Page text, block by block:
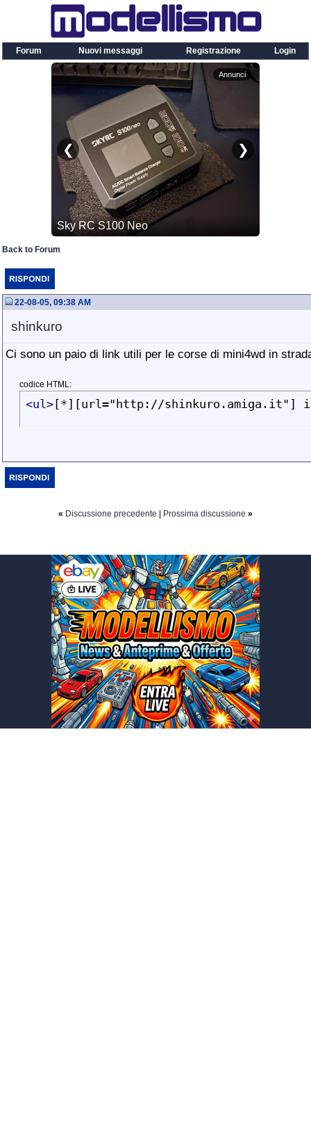
Forum Nuovi messaggi Registrazione Login
Back to Forum
22-08-05, 09:38 AM
shinkuro
Ci sono un paio di link utili per le corse di mini4wd in
codice HTML:
<ul> [*][url="http://shinkuro.amiga.it"] il
« Discussione precedente Prossima discussione »